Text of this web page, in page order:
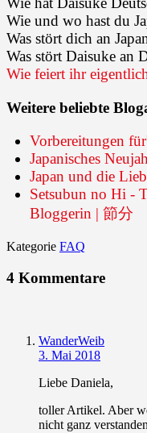
Wie und wo hast du
Was stört dich an
Was stört Daisuke an
Wie feiert ihr
Weitere beliebte
Vorbereitungen
Japanisches
Japan und die
Setsubun no Hi -
Bloggerin | 節分
Kategorie FAQ
4 Kommentare
WanderWeib
3. Mai 2018
Liebe Daniela,
toller Artikel. Aber
nicht ganz